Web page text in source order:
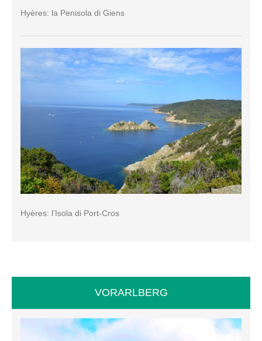
Hyères: la Penisola di Giens
Hyères: l’Isola di Port-Cros
VORARLBERG